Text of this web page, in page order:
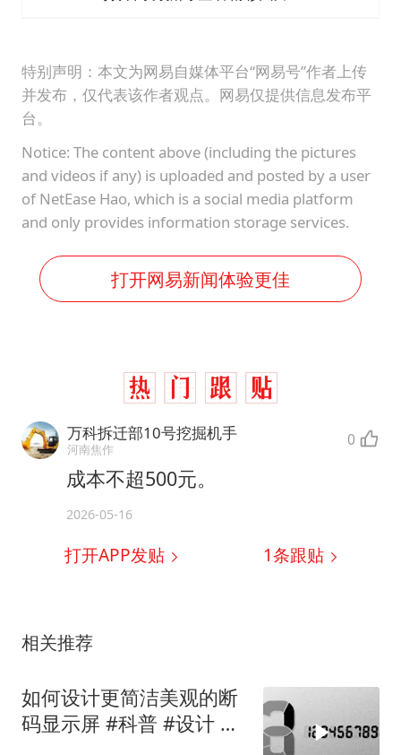
特别声明：本文为网易自媒体平台“网易号”作者上传
并发布，仅代表该作者观点。网易仅提供信息发布平
台。
Notice: The content above (including the pictures
and videos if any) is uploaded and posted by a user
of NetEase Hao, which is a social media platform
and only provides information storage services.
打开网易新闻体验更佳
万科拆迁部10号挖掘机手
河南焦作 0
成本不超500元。
2026-05-16
打开APP发贴 1条跟贴
相关推荐
如何设计更简洁美观的断
码显示屏 #科普 #设计 #